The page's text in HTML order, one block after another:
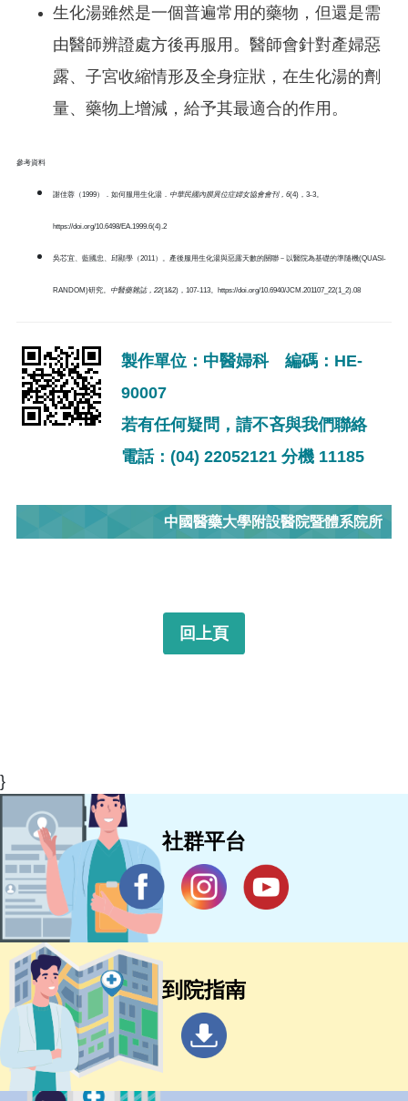
生化湯雖然是一個普遍常用的藥物，但還是需
由醫師辨證處方後再服用。醫師會針對產婦惡
露、子宮收縮情形及全身症狀，在生化湯的劑
量、藥物上增減，給予其最適合的作用。
參考資料
謝佳蓉（1999）．如何服用生化湯． 中華民國內膜異位症婦女協會會刊， 6(4)，3-3。
https://doi.org/10.6498/EA.1999.6(4).2
吳芯宜、藍國忠、邱顯學（2011）。產後服用生化湯與惡露天數的關聯－以醫院為基礎的準隨機(QUASI-
RANDOM)研究。 中醫藥雜誌， 22(1&2)，107-113。https://doi.org/10.6940/JCM.201107_22(1_2).08
製作單位：中醫婦科 編碼：HE-
90007
若有任何疑問，請不吝與我們聯絡
電話：(04) 22052121 分機 11185
中國醫藥大學附設醫院暨體系院所
回上頁
}
社群平台
到院指南